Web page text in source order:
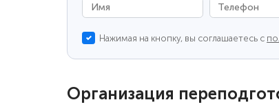
Нажимая на кнопку, вы соглашаетесь с
Организация